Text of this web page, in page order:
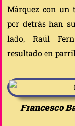
Márquez con un
por detrás han
lado, Raúl
resultado en
Francesco